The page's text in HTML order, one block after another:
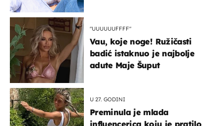
"UUUUUUFFFF"
Vau, koje noge! Ružičasti
badić istaknuo je najbolje
adute Maje Šuput
U 27. GODINI
Preminula je mlada
influencerica koju je pratilo